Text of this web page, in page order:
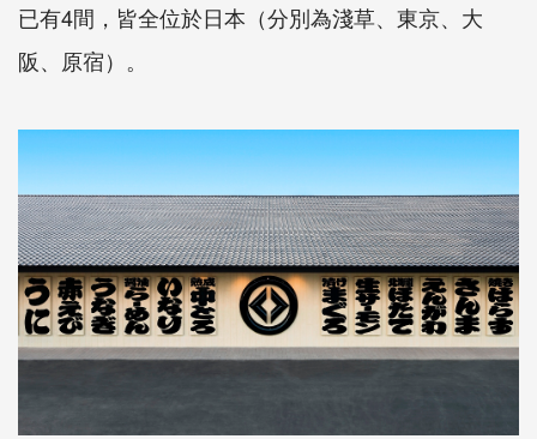
已有4間，皆全位於日本（分別為淺草、東京、大
阪、原宿）。